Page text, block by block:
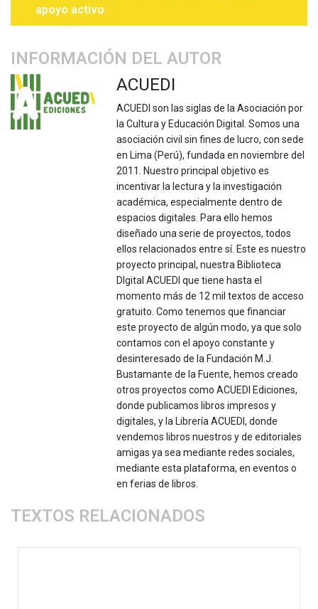
apoyo activo.
INFORMACIÓN DEL AUTOR
ACUEDI
ACUEDI son las siglas de la Asociación por
la Cultura y Educación Digital. Somos una
asociación civil sin fines de lucro, con sede
en Lima (Perú), fundada en noviembre del
2011. Nuestro principal objetivo es
incentivar la lectura y la investigación
académica, especialmente dentro de
espacios digitales. Para ello hemos
diseñado una serie de proyectos, todos
ellos relacionados entre sí. Este es nuestro
proyecto principal, nuestra Biblioteca
DIgital ACUEDI que tiene hasta el
momento más de 12 mil textos de acceso
gratuito. Como tenemos que financiar
este proyecto de algún modo, ya que solo
contamos con el apoyo constante y
desinteresado de la Fundación M.J.
Bustamante de la Fuente, hemos creado
otros proyectos como ACUEDI Ediciones,
donde publicamos libros impresos y
digitales, y la Librería ACUEDI, donde
vendemos libros nuestros y de editoriales
amigas ya sea mediante redes sociales,
mediante esta plataforma, en eventos o
en ferias de libros.
TEXTOS RELACIONADOS